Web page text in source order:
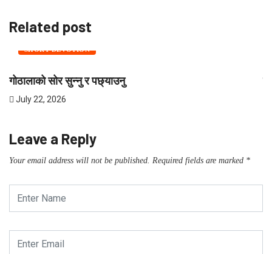
Related post
SHORT DEVOTION
गोठालाको सोर सुन्नु र पछ्याउनु
July 22, 2026
Leave a Reply
Your email address will not be published. Required fields are marked *